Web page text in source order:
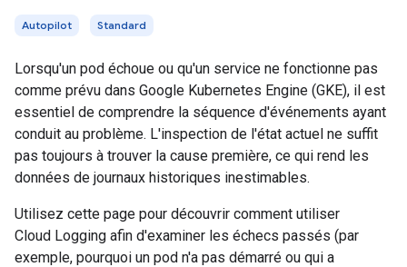
Autopilot Standard
Lorsqu'un pod échoue ou qu'un service ne fonctionne pas
comme prévu dans Google Kubernetes Engine (GKE), il est
essentiel de comprendre la séquence d'événements ayant
conduit au problème. L'inspection de l'état actuel ne suffit
pas toujours à trouver la cause première, ce qui rend les
données de journaux historiques inestimables.
Utilisez cette page pour découvrir comment utiliser
Cloud Logging afin d'examiner les échecs passés (par
exemple, pourquoi un pod n'a pas démarré ou qui a